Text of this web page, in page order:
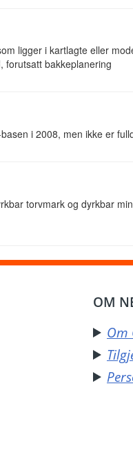
ligger i kartlagte eller
forutsatt bakkeplanering
i 2008, men ikke er
torvmark og dyrkbar